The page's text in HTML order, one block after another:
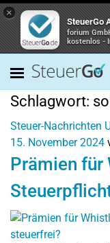
×
SteuerGo
forium
kostenlos -
Schlagwort:
Steuer-Nachrichten
15. November 2024
Prämien für